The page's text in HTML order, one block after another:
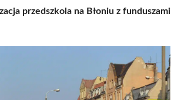
przedszkola na Błoniu z funduszami